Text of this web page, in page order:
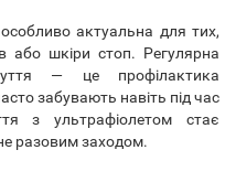
актуальна для тих,
або шкіри стоп. Регулярна
— це профілактика
забувають навіть під час
з ультрафіолетом стає
разовим заходом.